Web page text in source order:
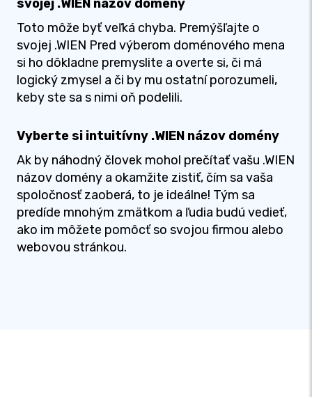
svojej .WIEN názov domény
Toto môže byť veľká chyba. Premýšľajte o
svojej .WIEN Pred výberom doménového mena
si ho dôkladne premyslite a overte si, či má
logický zmysel a či by mu ostatní porozumeli,
keby ste sa s nimi oň podelili.
Vyberte si intuitívny .WIEN názov domény
Ak by náhodný človek mohol prečítať vašu .WIEN
názov domény a okamžite zistiť, čím sa vaša
spoločnosť zaoberá, to je ideálne! Tým sa
predíde mnohým zmätkom a ľudia budú vedieť,
ako im môžete pomôcť so svojou firmou alebo
webovou stránkou.